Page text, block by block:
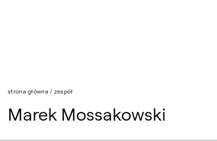
strona główna / zespół
Marek Mossakowski